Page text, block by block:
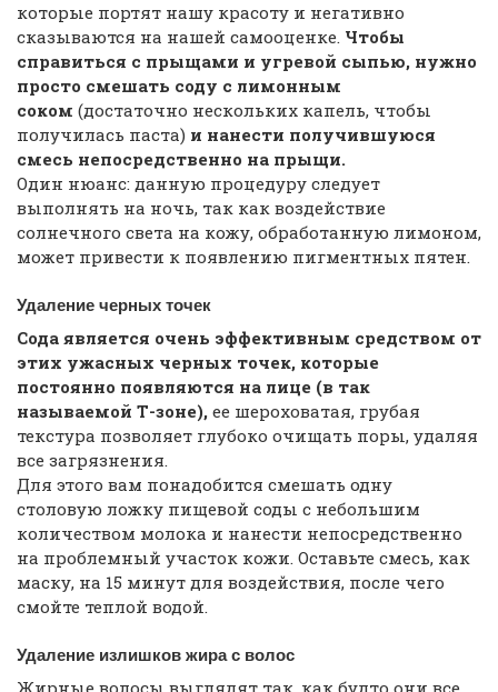
которые портят нашу красоту и негативно
сказываются на нашей самооценке. Чтобы
справиться с прыщами и угревой сыпью, нужно
просто смешать соду с лимонным
соком (достаточно нескольких капель, чтобы
получилась паста) и нанести получившуюся
смесь непосредственно на прыщи.
Один нюанс: данную процедуру следует
выполнять на ночь, так как воздействие
солнечного света на кожу, обработанную лимоном,
может привести к появлению пигментных пятен.
Удаление черных точек
Сода является очень эффективным средством от
этих ужасных черных точек, которые
постоянно появляются на лице (в так
называемой Т-зоне), ее шероховатая, грубая
текстура позволяет глубоко очищать поры, удаляя
все загрязнения.
Для этого вам понадобится смешать одну
столовую ложку пищевой соды с небольшим
количеством молока и нанести непосредственно
на проблемный участок кожи. Оставьте смесь, как
маску, на 15 минут для воздействия, после чего
смойте теплой водой.
Удаление излишков жира с волос
Жирные волосы выглядят так, как будто они все